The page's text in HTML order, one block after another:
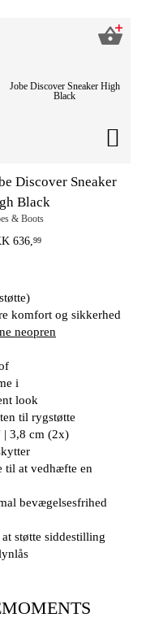
Discover Sneaker
Black
& Boots
636,99
komfort og sikkerhed
neopren
i
look
til rygstøtte
| 3,8 cm (2x)
til at vedhæfte en
bevægelsesfrihed
støtte siddestilling